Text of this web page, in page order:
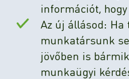
információt,
Az új állásod: Ha
munkatársunk
jövőben is
munkaügyi